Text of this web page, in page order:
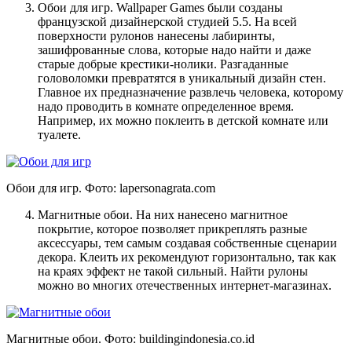
Обои для игр. Wallpaper Games были созданы
французской дизайнерской студией 5.5. На всей
поверхности рулонов нанесены лабиринты,
зашифрованные слова, которые надо найти и даже
старые добрые крестики-нолики. Разгаданные
головоломки превратятся в уникальный дизайн стен.
Главное их предназначение развлечь человека, которому
надо проводить в комнате определенное время.
Например, их можно поклеить в детской комнате или
туалете.
Обои для игр. Фото: lapersonagrata.com
Магнитные обои. На них нанесено магнитное
покрытие, которое позволяет прикреплять разные
аксессуары, тем самым создавая собственные сценарии
декора. Клеить их рекомендуют горизонтально, так как
на краях эффект не такой сильный. Найти рулоны
можно во многих отечественных интернет-магазинах.
Магнитные обои. Фото: buildingindonesia.co.id